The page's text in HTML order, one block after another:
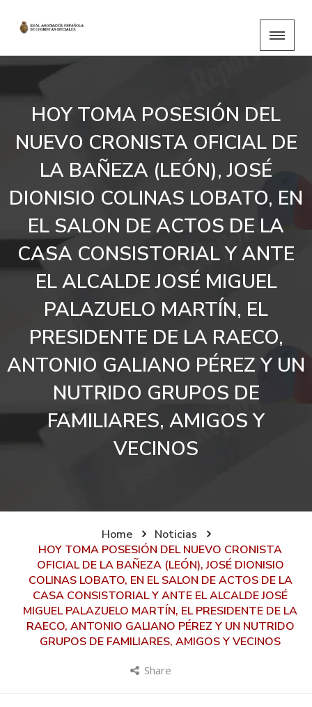
HOY TOMA POSESIÓN DEL
NUEVO CRONISTA OFICIAL DE
LA BAÑEZA (LEÓN), JOSÉ
DIONISIO COLINAS LOBATO, EN
EL SALON DE ACTOS DE LA
CASA CONSISTORIAL Y ANTE
EL ALCALDE JOSÉ MIGUEL
PALAZUELO MARTÍN, EL
PRESIDENTE DE LA RAECO,
ANTONIO GALIANO PÉREZ Y UN
NUTRIDO GRUPOS DE
FAMILIARES, AMIGOS Y
VECINOS
Home
Noticias
HOY TOMA POSESIÓN DEL NUEVO CRONISTA
OFICIAL DE LA BAÑEZA (LEÓN), JOSÉ DIONISIO
COLINAS LOBATO, EN EL SALON DE ACTOS DE LA
CASA CONSISTORIAL Y ANTE EL ALCALDE JOSÉ
MIGUEL PALAZUELO MARTÍN, EL PRESIDENTE DE LA
RAECO, ANTONIO GALIANO PÉREZ Y UN NUTRIDO
GRUPOS DE FAMILIARES, AMIGOS Y VECINOS
Share